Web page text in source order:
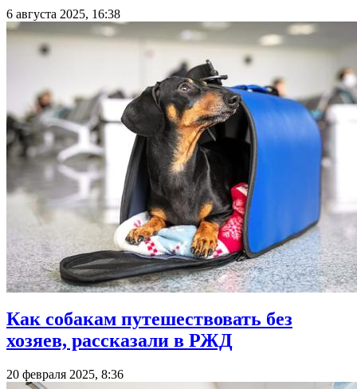
6 августа 2025, 16:38
Как собакам путешествовать без
хозяев, рассказали в РЖД
20 февраля 2025, 8:36